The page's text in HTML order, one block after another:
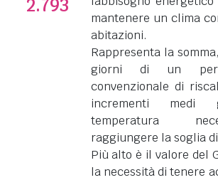
2.793
mantenere un clima
abitazioni.
Rappresenta la
giorni di un
convenzionale di
incrementi medi
temperatura
raggiungere la soglia di
Più alto è il valore del
la necessità di tenere